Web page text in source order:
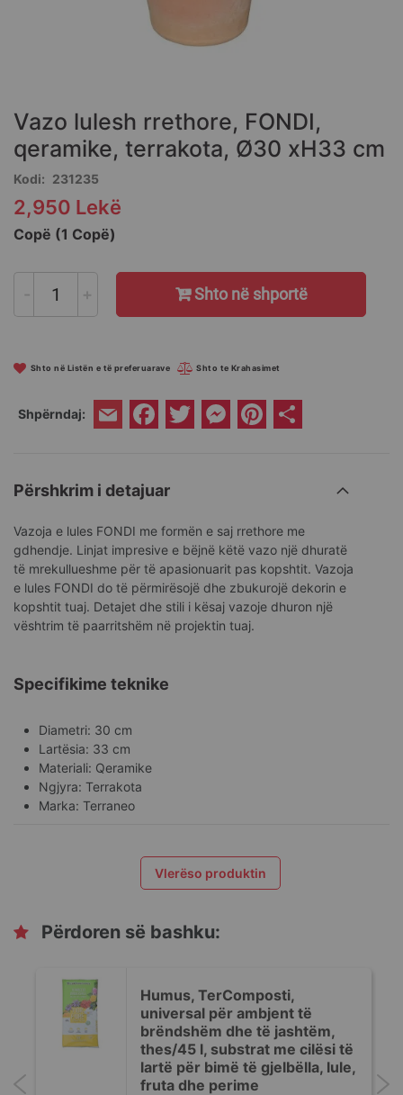
beginning
of
the
images
gallery
Vazo lulesh rrethore, FONDI,
qeramike, terrakota, Ø30 xH33 cm
Kodi 231235
2,950 Lekë
Copë (1 Copë)
- + Shto në shportë
Shto në Listën e të preferuarave Shto te Krahasimet
Shpërndaj: Email Facebook
Twitter Messenger
Pinterest
Përshkrim i detajuar
Vazoja e lules FONDI me formën e saj rrethore me
gdhendje. Linjat impresive e bëjnë këtë vazo një dhuratë
të mrekullueshme për të apasionuarit pas kopshtit. Vazoja
e lules FONDI do të përmirësojë dhe zbukurojë dekorin e
kopshtit tuaj. Detajet dhe stili i kësaj vazoje dhuron një
vështrim të paarritshëm në projektin tuaj.
Specifikime teknike
Diametri: 30 cm
Lartësia: 33 cm
Materiali: Qeramike
Ngjyra: Terrakota
Marka: Terraneo
Vlerëso produktin
Përdoren së bashku:
Humus, TerComposti,
universal për ambjent të
brëndshëm dhe të jashtëm,
thes/45 l, substrat me cilësi të
lartë për bimë të gjelbëlla, lule,
fruta dhe perime